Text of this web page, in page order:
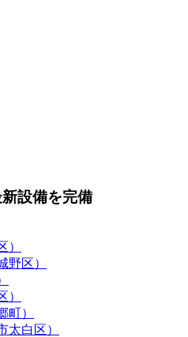
設備を完備
）
野区）
）
町）
太白区）